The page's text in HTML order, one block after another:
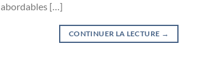
abordables […]
CONTINUER LA LECTURE →